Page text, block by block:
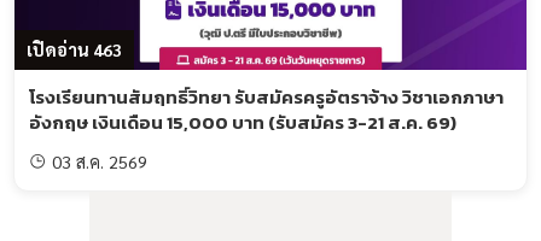
เปิดอ่าน 463
โรงเรียนทานสัมฤทธิ์วิทยา รับสมัครครูอัตราจ้าง วิชาเอกภาษา
อังกฤษ เงินเดือน 15,000 บาท (รับสมัคร 3-21 ส.ค. 69)
03 ส.ค. 2569